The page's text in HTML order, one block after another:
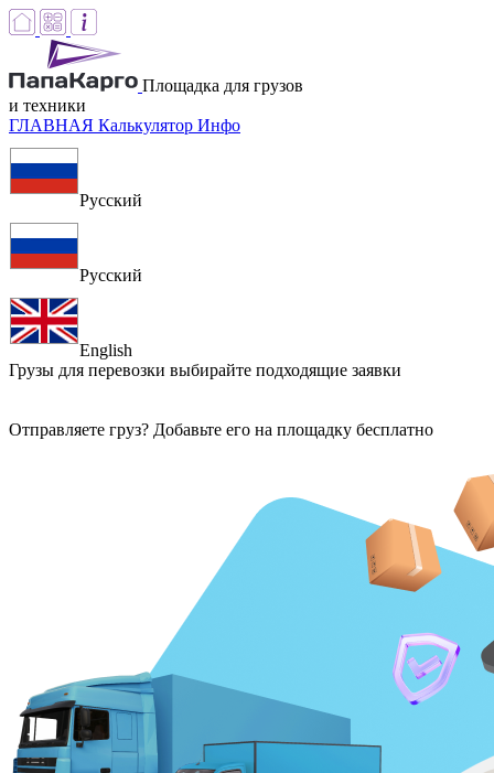
Площадка для грузов
и техники
ГЛАВНАЯ Калькулятор Инфо
Русский
Русский
English
Грузы для перевозки выбирайте подходящие заявки
Отправляете груз? Добавьте его на площадку бесплатно